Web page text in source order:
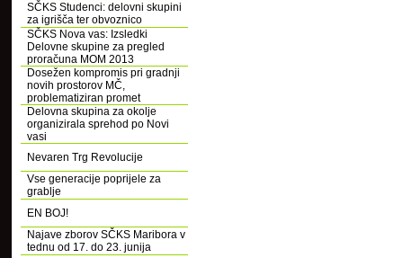
SČKS Studenci: delovni skupini
za igrišča ter obvoznico
SČKS Nova vas: Izsledki
Delovne skupine za pregled
proračuna MOM 2013
Dosežen kompromis pri gradnji
novih prostorov MČ,
problematiziran promet
Delovna skupina za okolje
organizirala sprehod po Novi
vasi
Nevaren Trg Revolucije
Vse generacije poprijele za
grablje
EN BOJ!
Najave zborov SČKS Maribora v
tednu od 17. do 23. junija